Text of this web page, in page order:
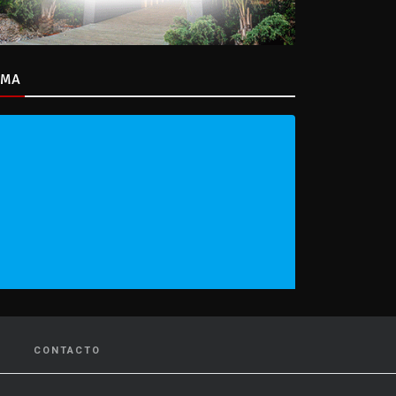
CONTACTO